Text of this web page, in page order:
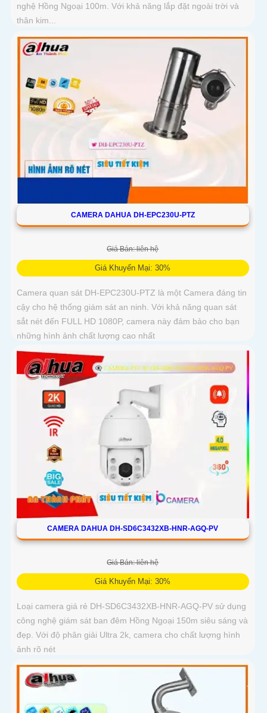
nghệ Hồng Ngoại 100m. Với khả năng lắp đặt ngoài trời và
thân kim...
CAMERA DAHUA DH-EPC230U-PTZ
Giá Bán: liên hệ
Giá Khuyến Mại: 30%
Camera quan sát DH-EPC230U-PTZ là một Camera đáng tin
cậy cho hệ thống giám sát an ninh. Với khả năng quan sát
sắt nét đến FULL HD 1080P, camera này đảm bảo cho bạn
những hình ảnh chất lượng cao nhất
CAMERA DAHUA DH-SD6C3432XB-HNR-AGQ-PV
Giá Bán: liên hệ
Giá Khuyến Mại: 30%
Loại camera giá rẻ DH-SD6C3432XB-HNR-AGQ-PV sử dụng
công nghệ giám sát ban đêm Hồng Ngoại 150m siêu sáng và
đẹp. Với độ phân giải Ultra 2k, camera cho chất lượng hình
ảnh rõ nét